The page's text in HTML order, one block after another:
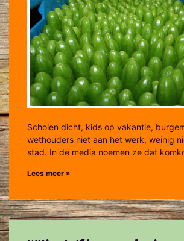
Scholen dicht, kids op vakantie,
wethouders niet aan het werk, weinig
stad. In de media noemen ze dat
Lees meer »